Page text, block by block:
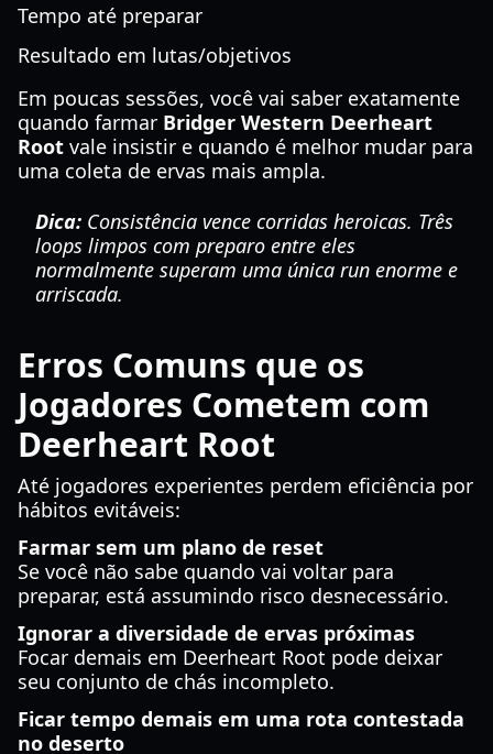
Tempo até preparar
Resultado em lutas/objetivos
Em poucas sessões, você vai saber exatamente
quando farmar Bridger Western Deerheart
Root vale insistir e quando é melhor mudar para
uma coleta de ervas mais ampla.
Dica: Consistência vence corridas heroicas. Três
loops limpos com preparo entre eles
normalmente superam uma única run enorme e
arriscada.
Erros Comuns que os
Jogadores Cometem com
Deerheart Root
Até jogadores experientes perdem eficiência por
hábitos evitáveis:
Farmar sem um plano de reset
Se você não sabe quando vai voltar para
preparar, está assumindo risco desnecessário.
Ignorar a diversidade de ervas próximas
Focar demais em Deerheart Root pode deixar
seu conjunto de chás incompleto.
Ficar tempo demais em uma rota contestada
no deserto